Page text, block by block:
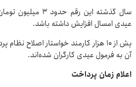
سال گذشته این رقم
عیدی امسال افزایش داشته باشد.
یش از ۱۰ هزار کارمند خواستار اصلاح
آن به فرمول عیدی کارگران شده‌اند.
اعلام زمان پرداخت